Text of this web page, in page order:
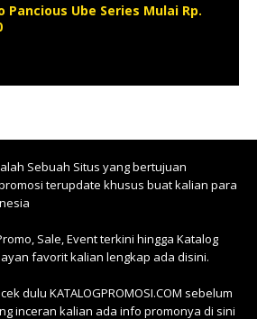
Pancious Ube Series Mulai Rp.
Sebuah Situs yang bertujuan
terupdate khusus buat kalian para
Sale, Event terkini hingga Katalog
favorit kalian lengkap ada disini.
dulu KATALOGPROMOSI.COM sebelum
inceran kalian ada info promonya di sini